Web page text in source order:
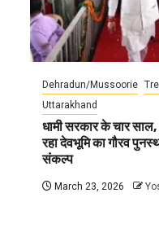
Dehradun/Mussoorie
Uttarakhand
धामी सरकार के चार
रहा देवभूमि का गौरव
संकल्प
March 23, 2026